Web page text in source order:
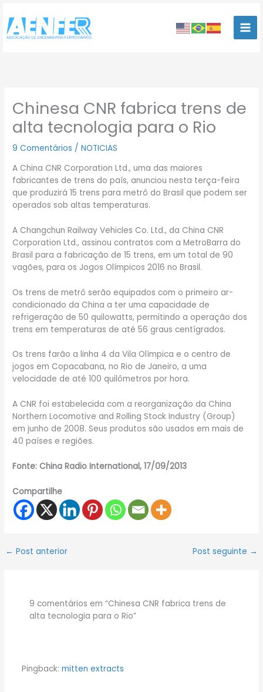
para
conteúdo
Chinesa CNR fabrica trens de
alta tecnologia para o Rio
9 Comentários /NOTICIAS
A China CNR Corporation Ltd., uma das maiores
fabricantes de trens do país, anunciou nesta terça-feira
que produzirá 15 trens para metrô do Brasil que podem ser
operados sob altas temperaturas.
A Changchun Railway Vehicles Co. Ltd., da China CNR
Corporation Ltd., assinou contratos com a MetroBarra do
Brasil para a fabricação de 15 trens, em um total de 90
vagões, para os Jogos Olímpicos 2016 no Brasil.
Os trens de metrô serão equipados com o primeiro ar-
condicionado da China a ter uma capacidade de
refrigeração de 50 quilowatts, permitindo a operação dos
trens em temperaturas de até 56 graus centígrados.
Os trens farão a linha 4 da Vila Olímpica e o centro de
jogos em Copacabana, no Rio de Janeiro, a uma
velocidade de até 100 quilômetros por hora.
A CNR foi estabelecida com a reorganização da China
Northern Locomotive and Rolling Stock Industry (Group)
em junho de 2008. Seus produtos são usados em mais de
40 países e regiões.
Fonte: China Radio International, 17/09/2013
Compartilhe
← Post anterior Post seguinte →
9 comentários em “Chinesa CNR fabrica trens de
alta tecnologia para o Rio”
Pingback: mitten extracts